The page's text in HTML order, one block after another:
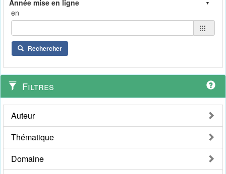
en
Rechercher
Filtres
Auteur
Thématique
Domaine